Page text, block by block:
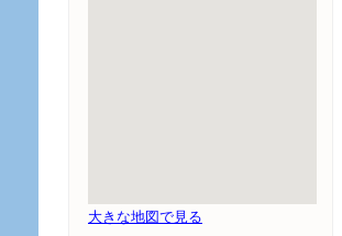
大きな地図で見る